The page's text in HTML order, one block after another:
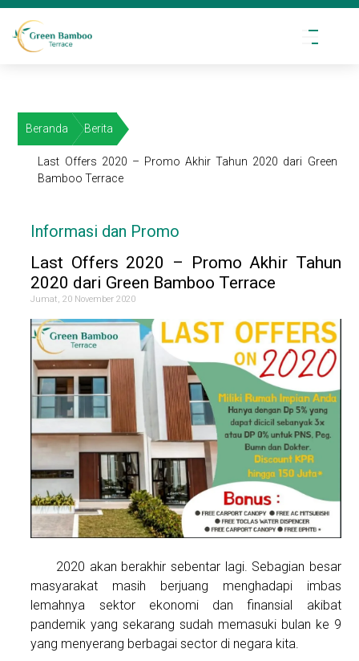
Beranda Berita
Last Offers 2020 – Promo Akhir Tahun 2020 dari Green
Bamboo Terrace
Informasi dan Promo
Last Offers 2020 – Promo Akhir Tahun
2020 dari Green Bamboo Terrace
Jumat, 20 November 2020
2020 akan berakhir sebentar lagi. Sebagian besar
masyarakat masih berjuang menghadapi imbas
lemahnya sektor ekonomi dan finansial akibat
pandemik yang sekarang sudah memasuki bulan ke 9
yang menyerang berbagai sector di negara kita.